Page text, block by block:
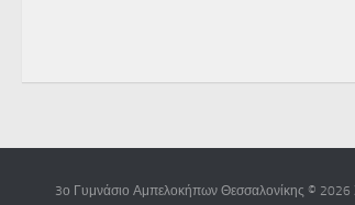
3ο Γυμνάσιο Αμπελοκήπων Θεσσαλονίκης © 2026